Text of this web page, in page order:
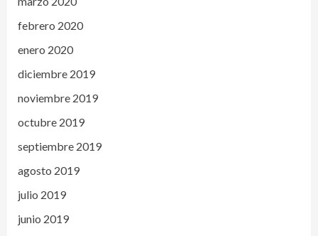
febrero 2020
enero 2020
diciembre 2019
noviembre 2019
octubre 2019
septiembre 2019
agosto 2019
julio 2019
junio 2019